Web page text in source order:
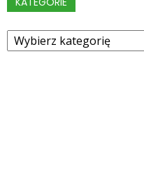
Kategorie